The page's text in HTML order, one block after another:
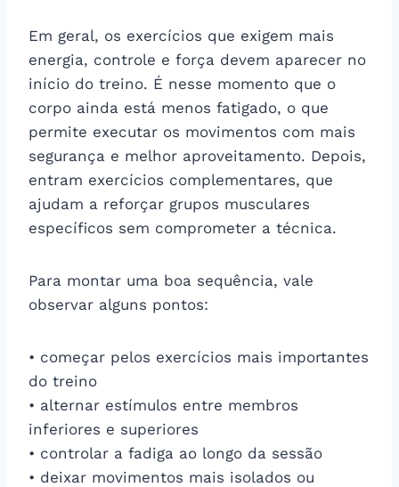
Em geral, os exercícios que exigem mais
energia, controle e força devem aparecer no
início do treino. É nesse momento que o
corpo ainda está menos fatigado, o que
permite executar os movimentos com mais
segurança e melhor aproveitamento. Depois,
entram exercícios complementares, que
ajudam a reforçar grupos musculares
específicos sem comprometer a técnica.
Para montar uma boa sequência, vale
observar alguns pontos:
• começar pelos exercícios mais importantes
do treino
• alternar estímulos entre membros
inferiores e superiores
• controlar a fadiga ao longo da sessão
• deixar movimentos mais isolados ou